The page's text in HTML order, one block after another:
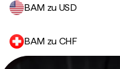
BAM zu USD
BAM zu CHF